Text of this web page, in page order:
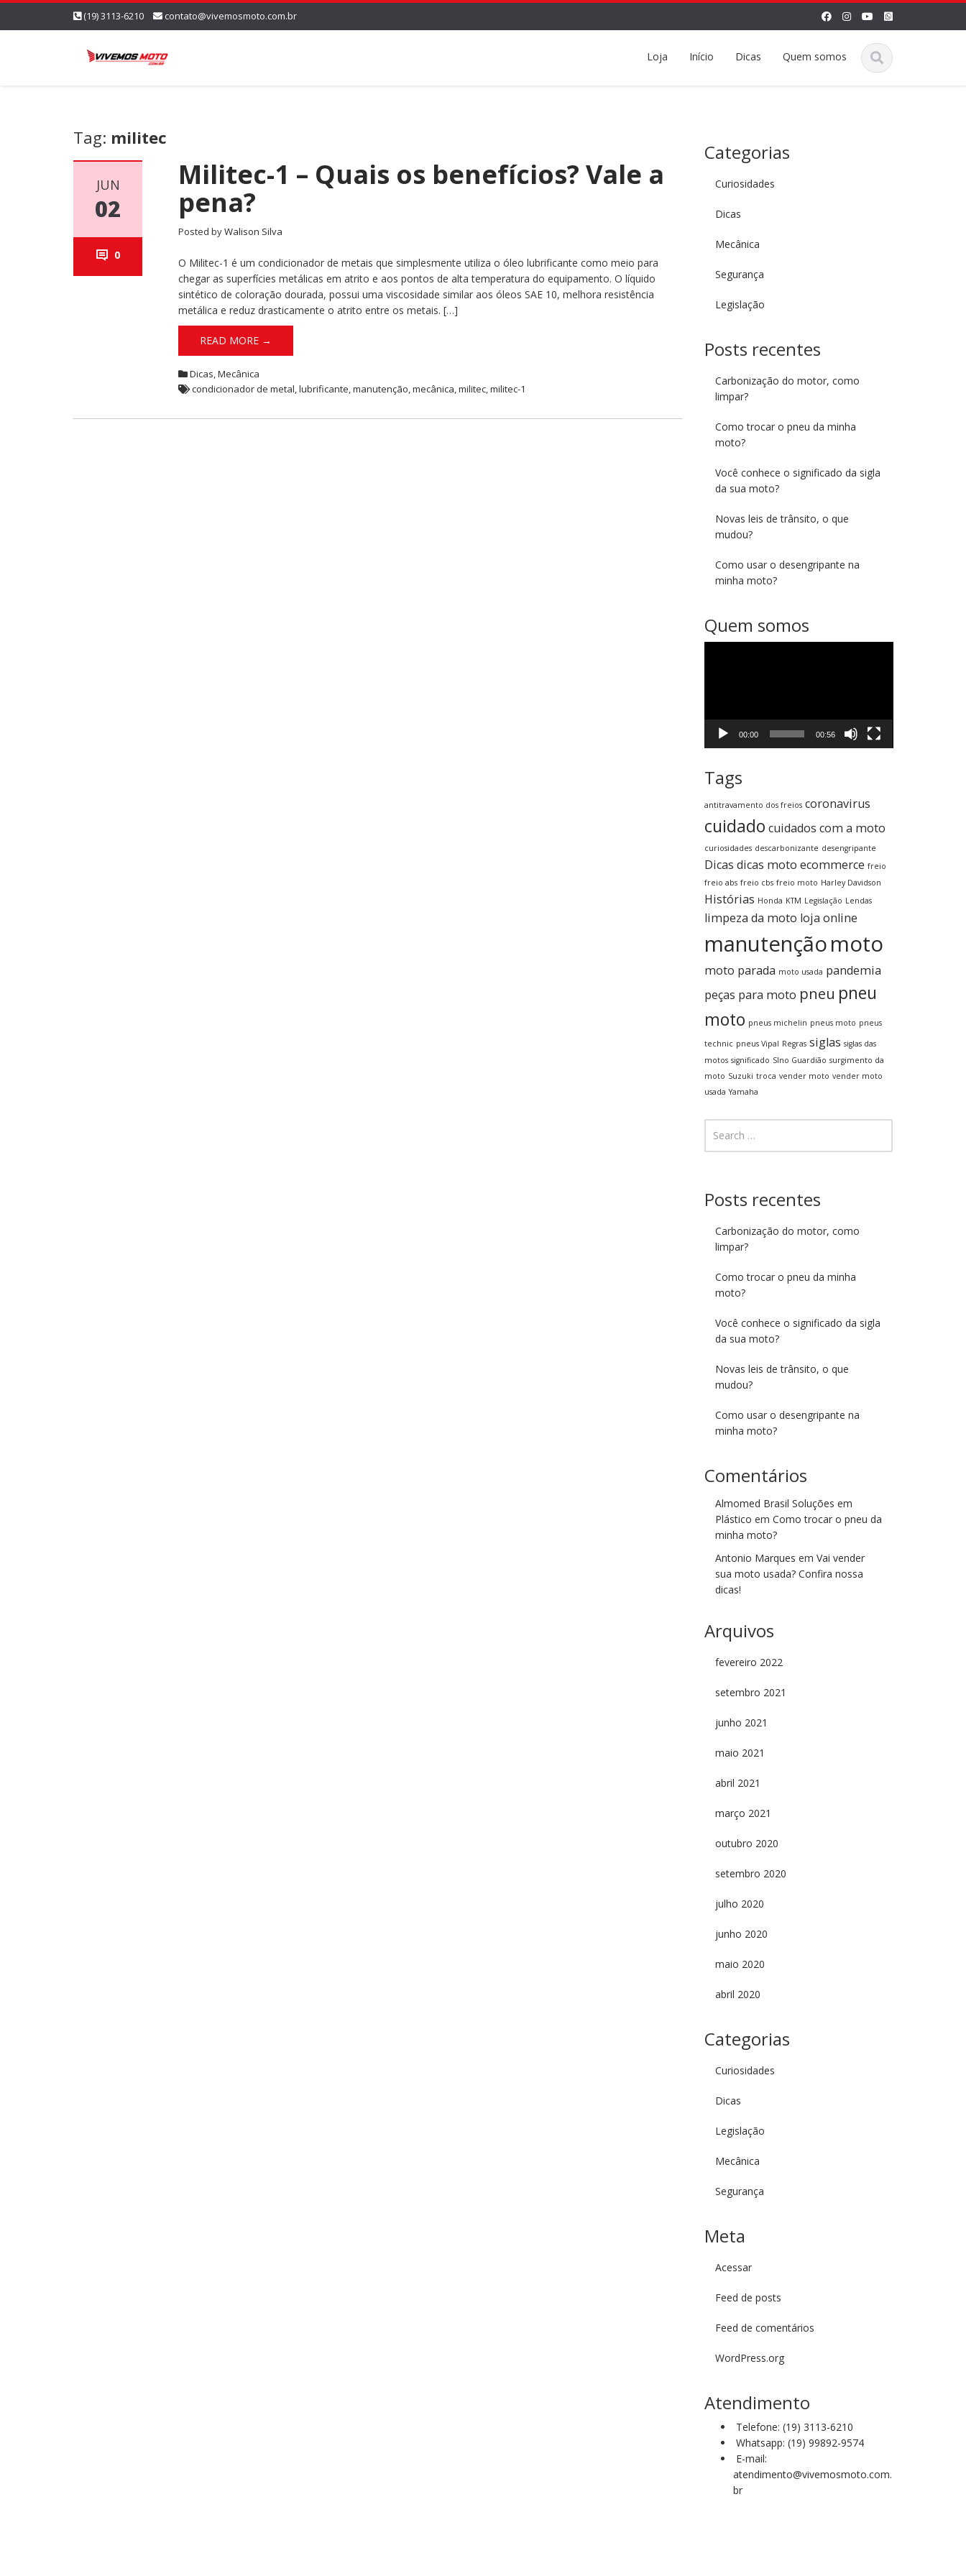
(19) 3113-6210 contato@vivemosmoto.com.br
Loja Início Dicas Quem somos
Tag: militec
JUN
02
0
Militec-1 – Quais os benefícios? Vale a
pena?
Posted byWalison Silva
O Militec-1 é um condicionador de metais que simplesmente utiliza o óleo lubrificante como meio para
chegar as superfícies metálicas em atrito e aos pontos de alta temperatura do equipamento. O líquido
sintético de coloração dourada, possui uma viscosidade similar aos óleos SAE 10, melhora resistência
metálica e reduz drasticamente o atrito entre os metais. […]
READ MORE →
Dicas,Mecânica
condicionador de metal,lubrificante,manutenção,mecânica,militec,militec-1
Categorias
Curiosidades
Dicas
Mecânica
Segurança
Legislação
Posts recentes
Carbonização do motor, como
limpar?
Como trocar o pneu da minha
moto?
Você conhece o significado da sigla
da sua moto?
Novas leis de trânsito, o que
mudou?
Como usar o desengripante na
minha moto?
Quem somos
00:00 00:56
Tags
antitravamento dos freios coronavirus
cuidado cuidados com a moto
curiosidades descarbonizante desengripante
Dicas dicas moto ecommerce freio
freio abs freio cbs freio moto Harley Davidson
Histórias Honda KTM Legislação Lendas
limpeza da moto loja online
manutençãomoto
moto parada moto usada pandemia
peças para moto pneu pneu
moto pneus michelin pneus moto pneus
technic pneus Vipal Regras siglas siglas das
motos significado SIno Guardião surgimento da
moto Suzuki troca vender moto vender moto
usada Yamaha
Posts recentes
Carbonização do motor, como
limpar?
Como trocar o pneu da minha
moto?
Você conhece o significado da sigla
da sua moto?
Novas leis de trânsito, o que
mudou?
Como usar o desengripante na
minha moto?
Comentários
Almomed Brasil Soluções em
Plástico em Como trocar o pneu da
minha moto?
Antonio Marques em Vai vender
sua moto usada? Confira nossa
dicas!
Arquivos
fevereiro 2022
setembro 2021
junho 2021
maio 2021
abril 2021
março 2021
outubro 2020
setembro 2020
julho 2020
junho 2020
maio 2020
abril 2020
Categorias
Curiosidades
Dicas
Legislação
Mecânica
Segurança
Meta
Acessar
Feed de posts
Feed de comentários
WordPress.org
Atendimento
Telefone: (19) 3113-6210
Whatsapp: (19) 99892-9574
E-mail:
atendimento@vivemosmoto.com.
br